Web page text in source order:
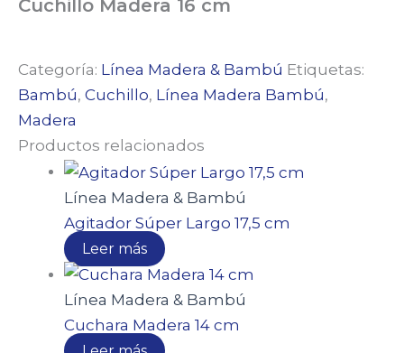
Cuchillo Madera 16 cm
Categoría: Línea Madera & Bambú Etiquetas:
Bambú, Cuchillo, Línea Madera Bambú,
Madera
Productos relacionados
Línea Madera & Bambú
Agitador Súper Largo 17,5 cm
Leer más
Línea Madera & Bambú
Cuchara Madera 14 cm